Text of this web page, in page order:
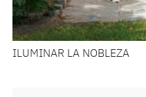
ILUMINAR LA NOBLEZA